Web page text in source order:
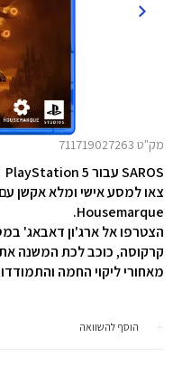
מק"ט 711719027263
SAROS עבור PlayStation 5
Housemarque.
הצטרפו אל ארג'ון דאבאג'
קרקוסה, כוכב לכת המשנה
מאחורי ליקוי החמה
הוסף להשוואה